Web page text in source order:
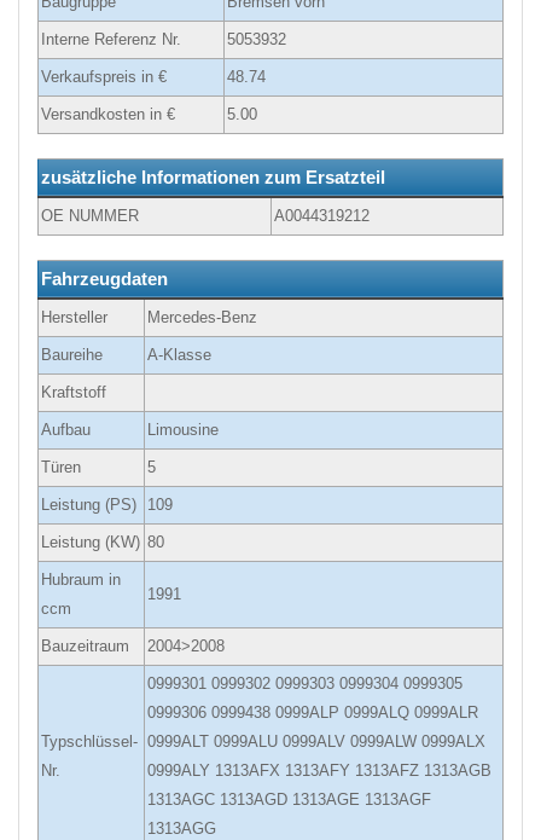
Interne Referenz Nr. 5053932
Verkaufspreis in € 48.74
Versandkosten in € 5.00
zusätzliche Informationen zum Ersatzteil
OE NUMMER A0044319212
Fahrzeugdaten
Hersteller Mercedes-Benz
Baureihe A-Klasse
Kraftstoff
Aufbau Limousine
Türen 5
Leistung (PS) 109
Leistung (KW) 80
Hubraum in
ccm
1991
Bauzeitraum 2004>2008
Typschlüssel-
Nr.
0999301 0999302 0999303 0999304 0999305
0999306 0999438 0999ALP 0999ALQ 0999ALR
0999ALT 0999ALU 0999ALV 0999ALW 0999ALX
0999ALY 1313AFX 1313AFY 1313AFZ 1313AGB
1313AGC 1313AGD 1313AGE 1313AGF
1313AGG